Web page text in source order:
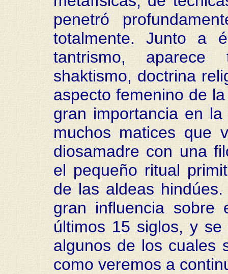
penetró
totalmente. Junto a
tantrismo,
shaktismo, doctrina
aspecto femenino de
gran importancia en
muchos matices que
diosamadre con una
el pequeño ritual
de las aldeas
gran influencia sobre
últimos 15 siglos, y
algunos de los cuales
como veremos a